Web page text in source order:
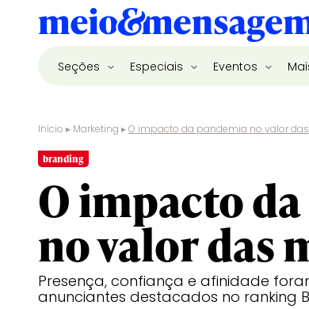
Seções Especiais Eventos
Início ▸ Marketing ▸O impacto da pandemia no valor
branding
O impacto
no valor das
Presença, confiança e afinidade
anunciantes destacados no ranking